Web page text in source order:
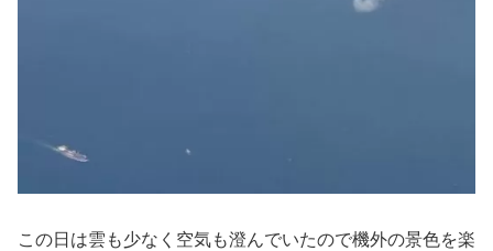
この日は雲も少なく空気も澄んでいたので機外の景色を楽